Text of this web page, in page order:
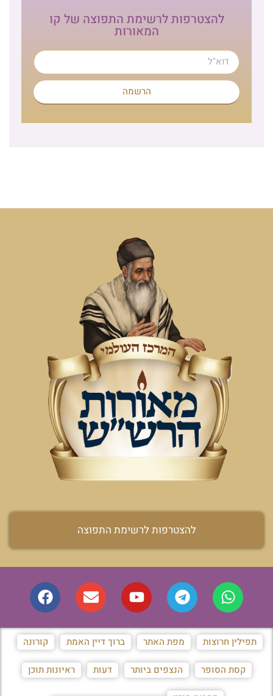
להצטרפות לרשימת התפוצה של קו
המאורות
הרשמה
להצטרפות לרשימת התפוצה
תפילין חרוצות מפת האתר ברוך דיין האמת קורונה
קסת הסופר הנצפים ביותר דעות ראיונות תוכן